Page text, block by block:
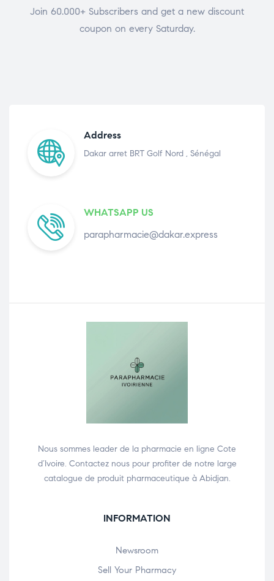
Join 60.000+ Subscribers and get a new discount
coupon on every Saturday.
Address
Dakar arret BRT Golf Nord , Sénégal
WHATSAPP US
parapharmacie@dakar.express
Nous sommes leader de la pharmacie en ligne Cote
d’Ivoire. Contactez nous pour profiter de notre large
catalogue de produit pharmaceutique à Abidjan.
INFORMATION
Newsroom
Sell Your Pharmacy